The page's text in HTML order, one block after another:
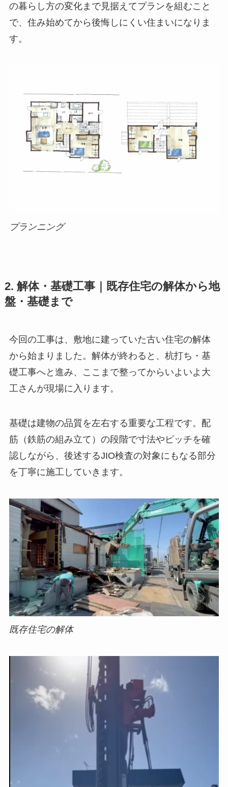
の暮らし方の変化まで見据えてプランを組むこと
で、住み始めてから後悔しにくい住まいになりま
す。
プランニング
2. 解体・基礎工事｜既存住宅の解体から地
盤・基礎まで
今回の工事は、敷地に建っていた古い住宅の解体
から始まりました。解体が終わると、杭打ち・基
礎工事へと進み、ここまで整ってからいよいよ大
工さんが現場に入ります。
基礎は建物の品質を左右する重要な工程です。配
筋（鉄筋の組み立て）の段階で寸法やピッチを確
認しながら、後述するJIO検査の対象にもなる部分
を丁寧に施工していきます。
既存住宅の解体